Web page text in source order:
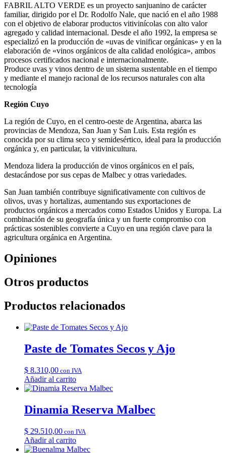
FABRIL ALTO VERDE es un proyecto sanjuanino de carácter
familiar, dirigido por el Dr. Rodolfo Nale, que nació en el año 1988
con el objetivo de elaborar productos vitivinícolas con alto valor
agregado y calidad internacional. Desde el año 1992, la empresa se
especializó en la producción de «uvas de vinificar orgánicas» y en la
elaboración de «vinos orgánicos de alta calidad enológica», ambos
procesos certificados nacional e internacionalmente.
Produce uvas y vinos dentro de un sistema sustentable en el tiempo
y mediante el manejo racional de los recursos naturales con alta
tecnología
Región Cuyo
La región de Cuyo, en el centro-oeste de Argentina, abarca las
provincias de Mendoza, San Juan y San Luis. Esta región es
conocida por su clima seco y semidesértico, ideal para la producción
orgánica y, en particular, la vitivinicultura.
Mendoza lidera la producción de vinos orgánicos en el país,
destacándose por sus cepas de Malbec y otras variedades.
San Juan también contribuye significativamente con cultivos de
olivos, uvas y hortalizas, aumentando sus exportaciones de
productos orgánicos a mercados como Estados Unidos y Europa. La
combinación de su geografía única y un fuerte compromiso con
prácticas sostenibles convierte a Cuyo en una región clave para la
agricultura orgánica en Argentina.
Opiniones
Otros productos
Productos relacionados
Paste de Tomates Secos y Ajo
$ 8.310,00 con IVA
Añadir al carrito
Dinamia Reserva Malbec
$ 29.510,00 con IVA
Añadir al carrito